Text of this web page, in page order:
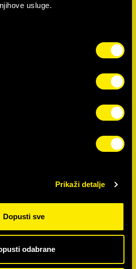
usluge.
Prikaži detalje
Dopusti sve
odabrane